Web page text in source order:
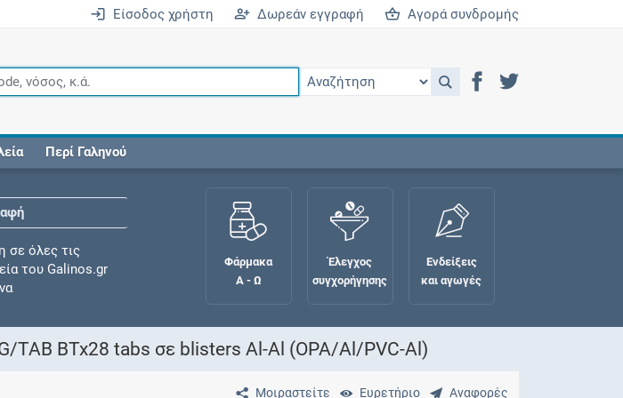
Είσοδος χρήστη Δωρεάν εγγραφή Αγορά συνδρομής
Περί Γαληνού
σε όλες τις
του Galinos.gr
Φάρμακα
Α - Ω
Έλεγχος
συγχορήγησης
Ενδείξεις
και αγωγές
TAB BTx28 tabs σε blisters Al-Al (OPA/Al/PVC-Al)
Μοιραστείτε Ευρετήριο Αναφορές